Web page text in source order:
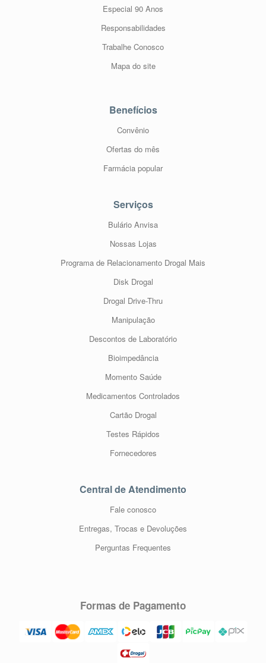
Especial 90 Anos
Responsabilidades
Trabalhe Conosco
Mapa do site
Benefícios
Convênio
Ofertas do mês
Farmácia popular
Serviços
Bulário Anvisa
Nossas Lojas
Programa de Relacionamento Drogal Mais
Disk Drogal
Drogal Drive-Thru
Manipulação
Descontos de Laboratório
Bioimpedância
Momento Saúde
Medicamentos Controlados
Cartão Drogal
Testes Rápidos
Fornecedores
Central de Atendimento
Fale conosco
Entregas, Trocas e Devoluções
Perguntas Frequentes
Formas de Pagamento